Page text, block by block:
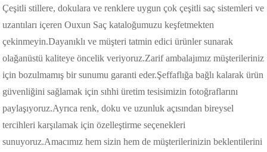
Çeşitli stillere, dokulara ve renklere uygun çok çeşitli saç sistemleri ve
uzantıları içeren Ouxun Saç kataloğumuzu keşfetmekten
çekinmeyin.Dayanıklı ve müşteri tatmin edici ürünler sunarak
olağanüstü kaliteye öncelik veriyoruz.Zarif ambalajımız müşterileriniz
için bozulmamış bir sunumu garanti eder.Şeffaflığa bağlı kalarak ürün
güvenliğini sağlamak için sıhhi üretim tesisimizin fotoğraflarını
paylaşıyoruz.Ayrıca renk, doku ve uzunluk açısından bireysel
tercihleri ​​karşılamak için özelleştirme seçenekleri
sunuyoruz.Amacımız hem sizin hem de müşterilerinizin beklentilerini